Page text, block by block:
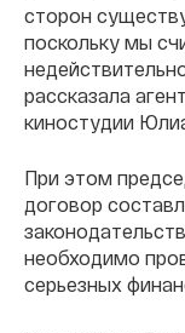
сторон
поскольку мы
рассказала
киностудии
При этом
договор
необходимо
серьезных